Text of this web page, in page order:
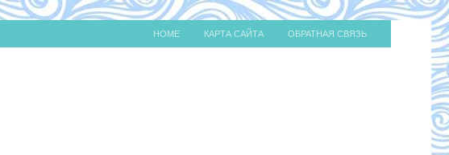
HOME КАРТА САЙТА ОБРАТНАЯ СВЯЗЬ